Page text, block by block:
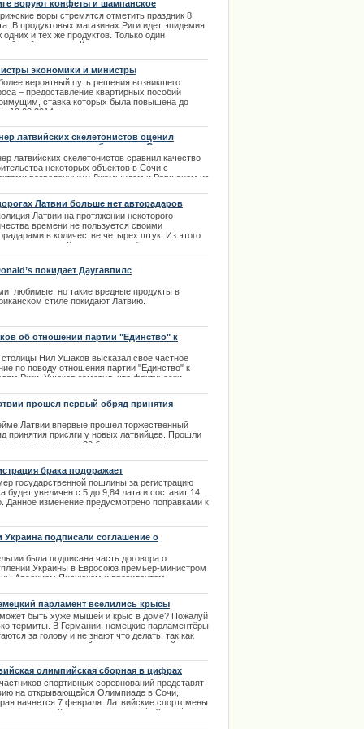
извинилось за нарушение
вручены людям, которые участвовали в
председательства Литвы в Совете ЕС
воруют конфеты и шампанское
воры стремятся отметить праздник 8
В продуктовых магазинах Риги идет эпидемия
одних и тех же продуктов. Только один
участок в Курземе за один день выловил
они объяснили свой поступок именно тем,
носу праздник, а поздравить не чем. |
экономики и министры
ищут возможность существенно
последствия возможного подорожания
вероятный путь решения возникшего
– предоставление квартирных пособий
ставка которых была повышена до
| 19.02.2014
латвийских скелетонистов оценил
строительства объектов в Сочи
латвийских скелетонистов сравнил качество
некоторых объектов в Сочи с
возведенными Джамшудом и Равшаном из
со спортсменами в Сочи уже три дня и
вокруг себя очень много интересного.
в 11 ночи заливали асфальт, а утром на
месте уже была дорога с нанесенной разметкой.
отметил, что везде идет работа по доделке
работы.
Латвии больше нет авторадаров
Латвии на протяжении некоторого
времени не пользуется своими
в количестве четырех штук. Из этого
что дороги Латвии ныне свободны от этих
покидает Даугавпилс
любимые, но такие вредные продукты в
стиле покидают Латвию.
об отношении партии "Единство" к
Нил Ушаков высказал свое частное
по поводу отношения партии "Единство" к
Риги. Ушаков заметил, что фактически
общественного транспорта" начало войну
партией "Единство" и жителями города.
прошел первый обряд принятия
Латвии впервые прошел торжественный
принятия присяги у новых латвийцев. Прошли
натурализации 30 бывших неграждан
главы парламента Солвиты
("Единство").
брака подоражает
государственной пошлины за регистрацию
будет увеличен с 5 до 9,84 лата и составит 14
Данное изменение предусмотрено поправками к
о государственной пошлине за регистрацию
Украина подписали соглашение о
была подписана часть договора о
Украины в Евросоюз премьер-министром
Арсением Яценюком и президентом
парламент вселились крысы
может быть хуже мышей и крыс в доме? Пожалуй
термиты В Германии немецкие парламентёры
за голову и не знают что делать так как
холодной продолжительной
выбрали именно
является частью немецкого парламента
олимпийская сборная в цифрах
спортивных соревнований представят
на открывающейся Олимпиаде в Сочи,
начнется 7 февраля. Латвийские спортсмены
участие в 9 видах соревнований. Хоккей,